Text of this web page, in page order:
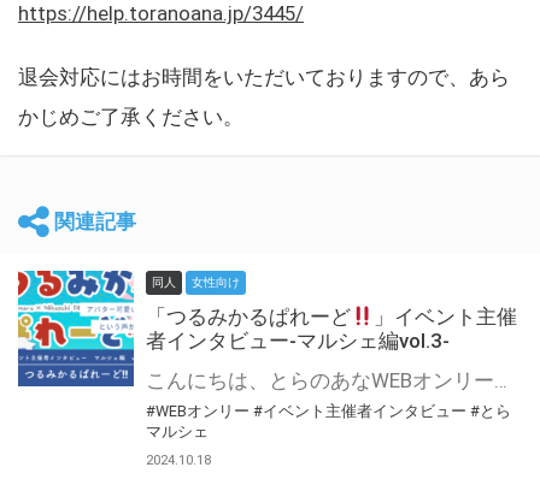
https://help.toranoana.jp/3445/
退会対応にはお時間をいただいておりますので、あら
かじめご了承ください。
関連記事
同人 女性向け
「つるみかるぱれーど
」イベント主催
者インタビュー-マルシェ編vol.3-
こんにちは、とらのあなWEBオンリー運営スタッフです。 新たにお届けする、イベント主催者インタビュー-マルシェ編-は、 とらのあなWEBオンリー「マルシェ」をご利用した主催様に 「マルシェ」を使って開催した感想や心がけをお聞きする企画です。 今回は、WEBオンリー初開催「つるみかるぱれーど
#WEBオンリー #イベント主催者インタビュー #とら
マルシェ
2024.10.18